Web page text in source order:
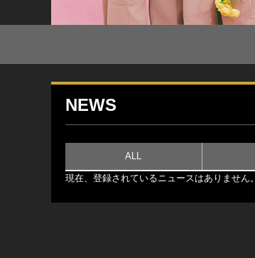
NEWS
ALL
現在、登録されているニュースはありません。